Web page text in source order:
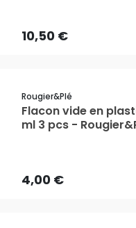
10,50 €
Rougier&plé
Flacon vide en
ml 3 pcs -
4,00 €